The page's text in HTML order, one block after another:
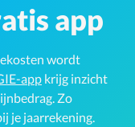
app
wordt
app krijg inzicht
Zo
je jaarrekening.